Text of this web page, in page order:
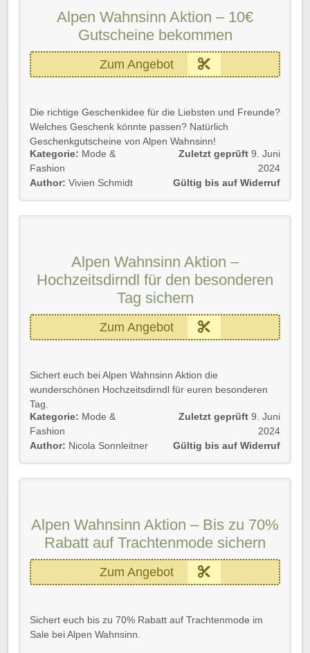
Alpen Wahnsinn Aktion – 10€
Gutscheine bekommen
Zum Angebot
Die richtige Geschenkidee für die Liebsten und Freunde?
Welches Geschenk könnte passen? Natürlich
Geschenkgutscheine von Alpen Wahnsinn!
Sichert euch also mit der Alpen Wahnsinn Aktion
Gutscheine ab nur 10€ bis zu 250€.
Kategorie: Mode &
Fashion
Author: Vivien Schmidt
Zuletzt geprüft 9. Juni
2024
Gültig bis auf Widerruf
Alpen Wahnsinn Aktion –
Hochzeitsdirndl für den besonderen
Tag sichern
Zum Angebot
Sichert euch bei Alpen Wahnsinn Aktion die
wunderschönen Hochzeitsdirndl für euren besonderen
Tag.
Einfach unserem Link folgen und shoppen!
Kategorie: Mode &
Fashion
Author: Nicola Sonnleitner
Zuletzt geprüft 9. Juni
2024
Gültig bis auf Widerruf
Alpen Wahnsinn Aktion – Bis zu 70%
Rabatt auf Trachtenmode sichern
Zum Angebot
Sichert euch bis zu 70% Rabatt auf Trachtenmode im
Sale bei Alpen Wahnsinn.